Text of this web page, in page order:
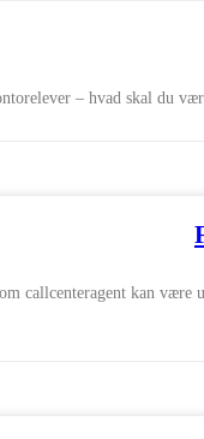
– hvad skal du
callcenteragent kan